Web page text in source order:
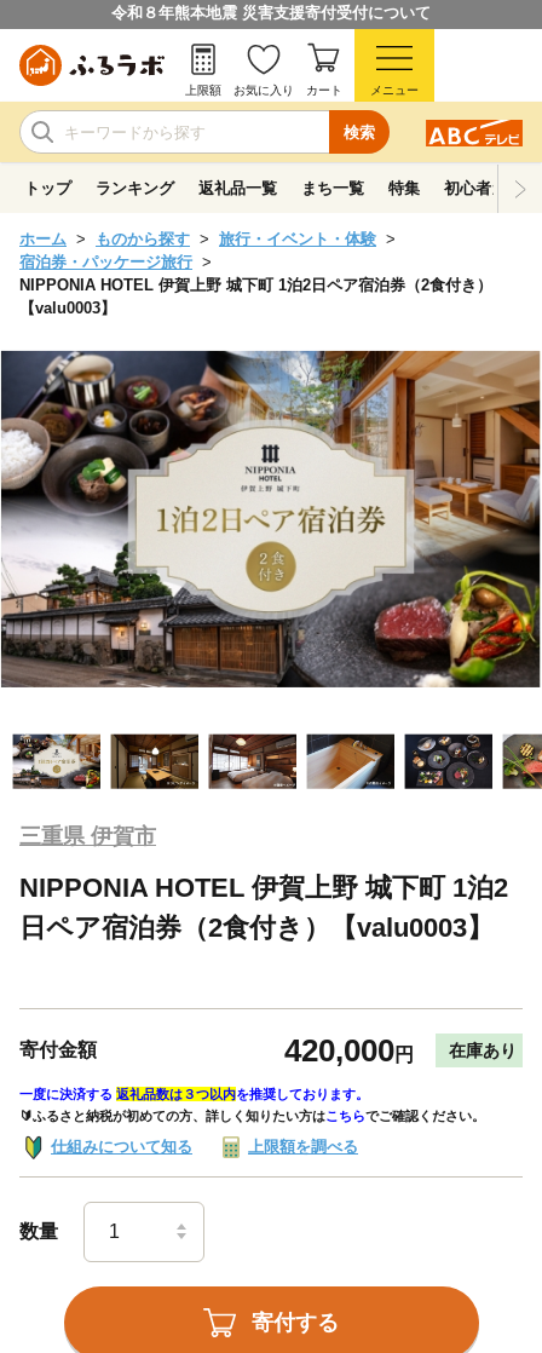
令和８年熊本地震 災害支援寄付受付について
検索
上限額 お気に入り カート メニュー
トップ ランキング 返礼品一覧 まち一覧 特集 初心者ガイド
ホーム ものから探す
旅行・イベント・体験
宿泊券・パッケージ旅行
NIPPONIA HOTEL 伊賀上野 城下町 1泊2日ペア宿泊券（2食付き）
【valu0003】
三重県 伊賀市
NIPPONIA HOTEL 伊賀上野 城下町 1泊2
日ペア宿泊券（2食付き）【valu0003】
寄付金額 420,000円 在庫あり
一度に決済する 返礼品数は３つ以内を推奨しております。
🔰ふるさと納税が初めての方、詳しく知りたい方はこちらでご確認ください。
仕組みについて知る 上限額を調べる
数量
寄付する